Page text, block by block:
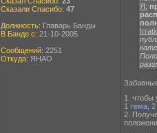
Сказали Спасибо: 47
Должность: Главарь Банды
В Банде с: 21-10-2005
Сообщений: 2251
Откуда: ЯНАО
Я:
1. чтобы
1 тема 2
2.